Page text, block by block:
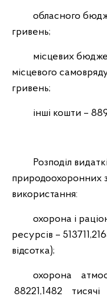
обласного
гривень;
місцевих
місцевого
гривень;
інші кошти –
Розподіл
природоохоронних
використання:
охорона і
ресурсів –
відсотка);
охорона
88221,1482 тисячі